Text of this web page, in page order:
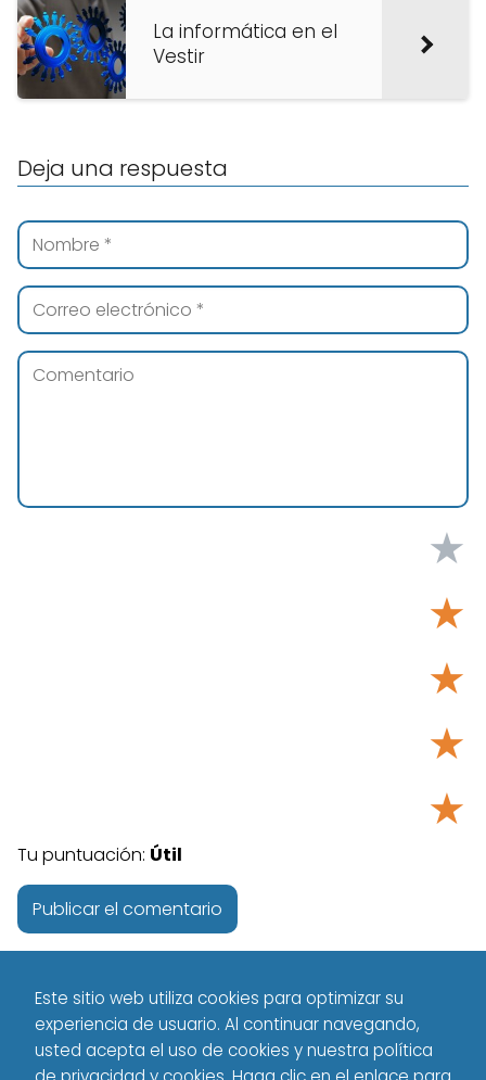
La informática en el
Vestir
Deja una respuesta
★
★
★
★
★
Tu puntuación: Útil
Este sitio web utiliza cookies para optimizar su
experiencia de usuario. Al continuar navegando,
usted acepta el uso de cookies y nuestra política